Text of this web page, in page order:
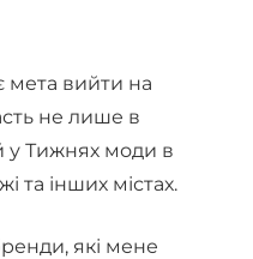
мета вийти на
не лише в
у Тижнях моди в
та інших містах.
які мене